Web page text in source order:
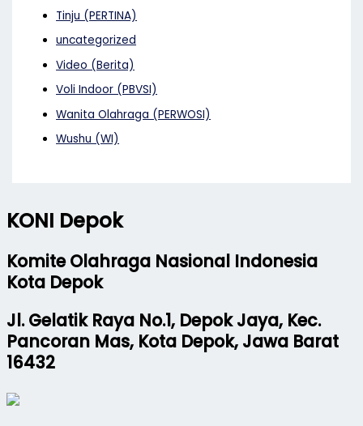
Tinju (PERTINA)
uncategorized
Video (Berita)
Voli Indoor (PBVSI)
Wanita Olahraga (PERWOSI)
Wushu (WI)
KONI Depok
Komite Olahraga Nasional Indonesia
Kota Depok
Jl. Gelatik Raya No.1, Depok Jaya, Kec.
Pancoran Mas, Kota Depok, Jawa Barat
16432